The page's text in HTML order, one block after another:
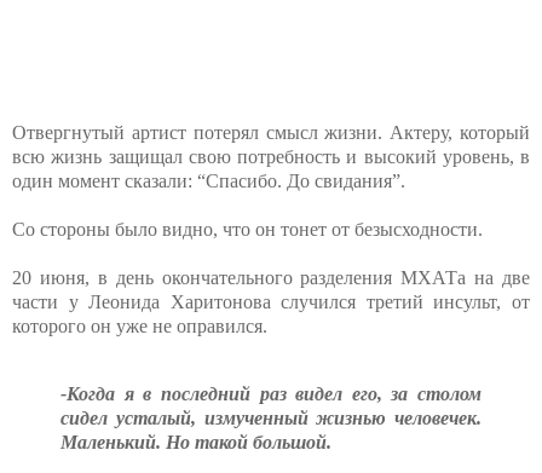
Отвергнутый артист потерял смысл жизни. Актеру, который
всю жизнь защищал свою потребность и высокий уровень, в
один момент сказали: “Спасибо. До свидания”.
Со стороны было видно, что он тонет от безысходности.
20 июня, в день окончательного разделения МХАТа на две
части у Леонида Харитонова случился третий инсульт, от
которого он уже не оправился.
-Когда я в последний раз видел его, за столом
сидел усталый, измученный жизнью человечек.
Маленький. Но такой большой.